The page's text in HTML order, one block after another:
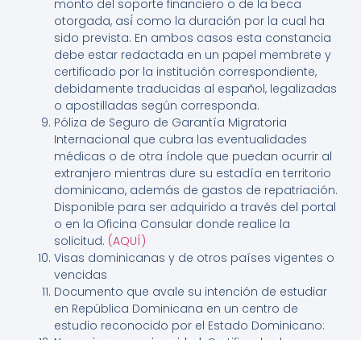
monto del soporte financiero o de la beca
otorgada, así́ como la duración por la cual ha
sido prevista. En ambos casos esta constancia
debe estar redactada en un papel membrete y
certificado por la institución correspondiente,
debidamente traducidas al español, legalizadas
o apostilladas según corresponda.
Póliza de Seguro de Garantía Migratoria
Internacional que cubra las eventualidades
médicas o de otra índole que puedan ocurrir al
extranjero mientras dure su estadía en territorio
dominicano, además de gastos de repatriación.
Disponible para ser adquirido a través del portal
o en la Oficina Consular donde realice la
solicitud. (AQUÍ)
Visas dominicanas y de otros países vigentes o
vencidas
Documento que avale su intención de estudiar
en República Dominicana en un centro de
estudio reconocido por el Estado Dominicano: